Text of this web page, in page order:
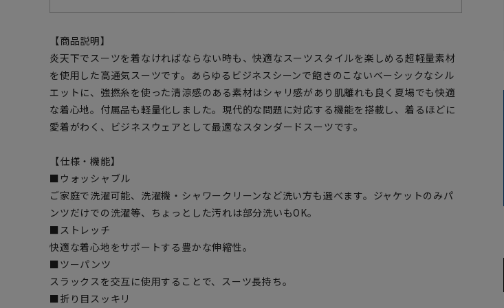
【商品説明】
炎天下でスーツを着なければならない時も、快適なスーツスタイルを楽しめる超軽量素材
を使用した高通気スーツです。あらゆるビジネスシーンで飽きのこないベーシックなシル
エットに、強撚糸を使った清涼感のある素材はシャリ感があり肌離れも良く夏場でも快適
な着心地。付属品も軽量化しました。現代的な問題に対応する機能を搭載し、着るほどに
愛着がわく、ビジネスウェアとして最適なスタンダードスーツです。
【仕様・機能】
■ウォッシャブル
ご家庭で洗濯可能、洗濯機・シャワークリーンなど洗い方も選べます。ジャケットのみパ
ンツだけでの洗濯等、ちょっとした汚れは部分洗いもOK。
■ストレッチ
快適な着心地をサポートする豊かな伸縮性。
■ツーパンツ
スラックスを交互に使用することで、スーツ長持ち。
■折り目スッキリ